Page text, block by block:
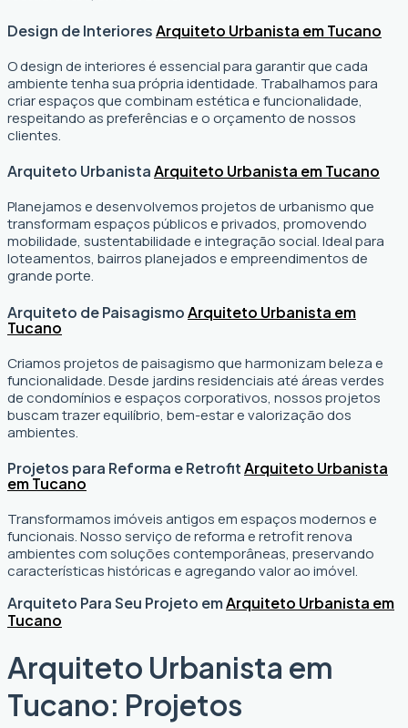
Design de InterioresArquiteto Urbanista em Tucano
O design de interiores é essencial para garantir que cada
ambiente tenha sua própria identidade. Trabalhamos para
criar espaços que combinam estética e funcionalidade,
respeitando as preferências e o orçamento de nossos
clientes.
Arquiteto UrbanistaArquiteto Urbanista em Tucano
Planejamos e desenvolvemos projetos de urbanismo que
transformam espaços públicos e privados, promovendo
mobilidade, sustentabilidade e integração social. Ideal para
loteamentos, bairros planejados e empreendimentos de
grande porte.
Arquiteto de PaisagismoArquiteto Urbanista em
Tucano
Criamos projetos de paisagismo que harmonizam beleza e
funcionalidade. Desde jardins residenciais até áreas verdes
de condomínios e espaços corporativos, nossos projetos
buscam trazer equilíbrio, bem-estar e valorização dos
ambientes.
Projetos para Reforma e RetrofitArquiteto Urbanista
em Tucano
Transformamos imóveis antigos em espaços modernos e
funcionais. Nosso serviço de reforma e retrofit renova
ambientes com soluções contemporâneas, preservando
características históricas e agregando valor ao imóvel.
Arquiteto Para Seu Projeto emArquiteto Urbanista em
Tucano
Arquiteto Urbanista em
Tucano: Projetos